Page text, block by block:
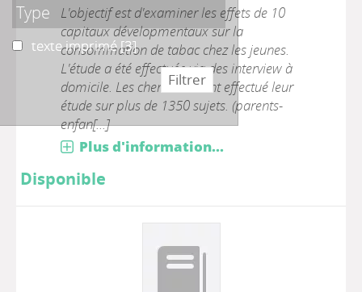
L'objectif est d'examiner les effets de 10
capitaux dévelopmentaux sur la
consommation de tabac chez les jeunes.
L'étude a été effectuée via des interview à
domicile. Les chercheurs ont effectué leur
étude sur plus de 1350 sujets. (parents-
enfan[...]
Plus d'information...
Disponible
Type
texte imprimé
texte imprimé[3]